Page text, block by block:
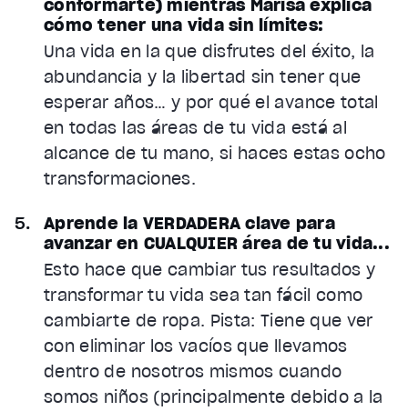
conformarte) mientras Marisa explica
cómo tener una vida sin límites:
Una vida en la que disfrutes del éxito, la
abundancia y la libertad sin tener que
esperar años… y por qué el avance total
en todas las áreas de tu vida está al
alcance de tu mano, si haces estas ocho
transformaciones.
Aprende la VERDADERA clave para
avanzar en CUALQUIER área de tu vida...
Esto hace que cambiar tus resultados y
transformar tu vida sea tan fácil como
cambiarte de ropa. Pista: Tiene que ver
con eliminar los vacíos que llevamos
dentro de nosotros mismos cuando
somos niños (principalmente debido a la